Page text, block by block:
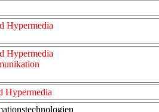
Hypermedia
Hypermedia
Hypermedia